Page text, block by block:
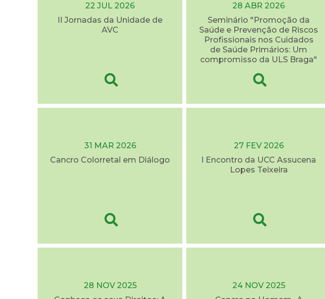
22 JUL 2026
II Jornadas da Unidade de
AVC
28 ABR 2026
Seminário "Promoção da
Saúde e Prevenção de Riscos
Profissionais nos Cuidados
de Saúde Primários: Um
compromisso da ULS Braga"
31 MAR 2026
Cancro Colorretal em Diálogo
27 FEV 2026
I Encontro da UCC Assucena
Lopes Teixeira
28 NOV 2025
24 NOV 2025